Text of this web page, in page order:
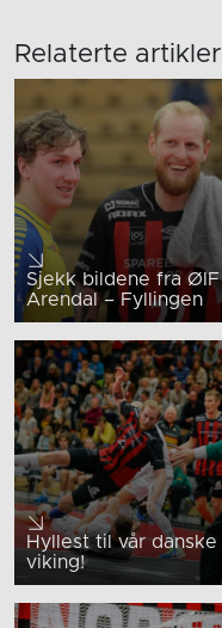
Relaterte artikler
Sjekk bildene fra ØIF
Arendal – Fyllingen
Hyllest til vår danske
viking!